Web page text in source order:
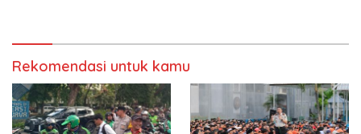
Rekomendasi untuk kamu